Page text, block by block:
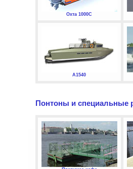
Охта 1000С
А1540
Понтоны и специальные